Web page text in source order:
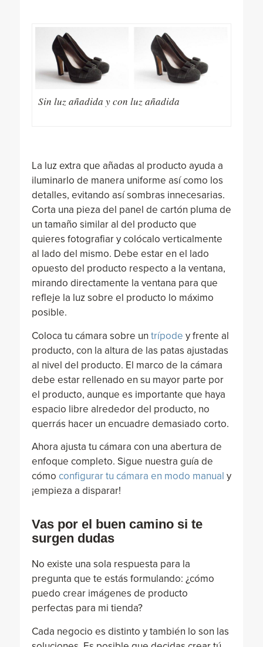
Sin luz añadida y con luz añadida
La luz extra que añadas al producto ayuda a
iluminarlo de manera uniforme así como los
detalles, evitando así sombras innecesarias.
Corta una pieza del panel de cartón pluma de
un tamaño similar al del producto que
quieres fotografiar y colócalo verticalmente
al lado del mismo. Debe estar en el lado
opuesto del producto respecto a la ventana,
mirando directamente la ventana para que
refleje la luz sobre el producto lo máximo
posible.
Coloca tu cámara sobre un trípode y frente al
producto, con la altura de las patas ajustadas
al nivel del producto. El marco de la cámara
debe estar rellenado en su mayor parte por
el producto, aunque es importante que haya
espacio libre alrededor del producto, no
querrás hacer un encuadre demasiado corto.
Ahora ajusta tu cámara con una abertura de
enfoque completo. Sigue nuestra guía de
cómo configurar tu cámara en modo manual y
¡empieza a disparar!
Vas por el buen camino si te
surgen dudas
No existe una sola respuesta para la
pregunta que te estás formulando: ¿cómo
puedo crear imágenes de producto
perfectas para mi tienda?
Cada negocio es distinto y también lo son las